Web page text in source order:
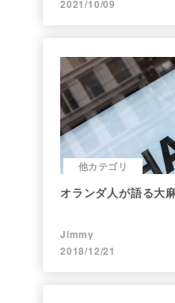
2021/10/09
他カテゴリ
オランダ人が語る大
Jimmy
2018/12/21